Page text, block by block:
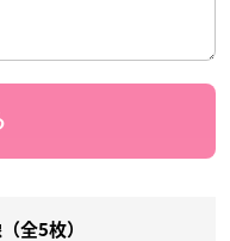
全5枚）